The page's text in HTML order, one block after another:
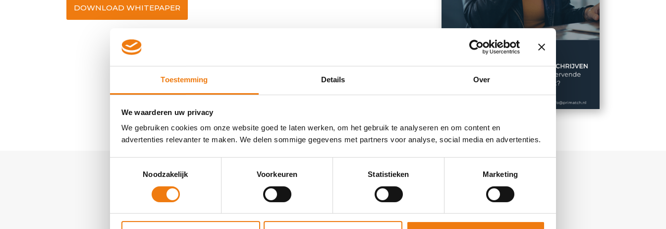
Toestemming Details Over
We waarderen uw privacy
We gebruiken cookies om onze website goed te laten werken, om het gebruik te analyseren en om content en
advertenties relevanter te maken. We delen sommige gegevens met partners voor analyse, social media en advertenties.
Noodzakelijk
Voorkeuren Statistieken Marketing
DOWNLOAD WHITEPAPER
AANVRAGEN WHITEPAPER?
Vertel ons wie je bent, dan sturen we de whitepaper naar je toe.